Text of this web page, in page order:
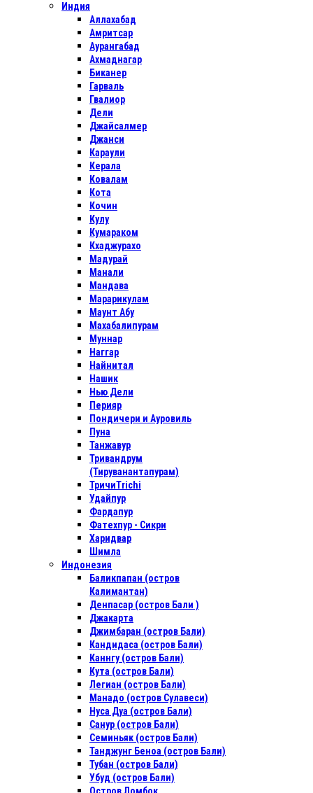
Индия
Аллахабад
Амритсар
Аурангабад
Ахмаднагар
Биканер
Гарваль
Гвалиор
Дели
Джайсалмер
Джанси
Караули
Керала
Ковалам
Кота
Кочин
Кулу
Кумараком
Кхаджурахо
Мадурай
Манали
Мандава
Марарикулам
Маунт Абу
Махабалипурам
Муннар
Наггар
Найнитал
Нашик
Нью Дели
Перияр
Пондичери и Ауровиль
Пуна
Танжавур
Тривандрум
(Тируванантапурам)
ТричиTrichi
Удайпур
Фардапур
Фатехпур - Сикри
Харидвар
Шимла
Индонезия
Баликпапан (остров
Калимантан)
Денпасар (остров Бали )
Джакарта
Джимбаран (остров Бали)
Кандидаса (остров Бали)
Каннгу (остров Бали)
Кута (остров Бали)
Легиан (остров Бали)
Манадо (остров Сулавеси)
Нуса Дуа (остров Бали)
Санур (остров Бали)
Семиньяк (остров Бали)
Танджунг Беноа (остров Бали)
Тубан (остров Бали)
Убуд (остров Бали)